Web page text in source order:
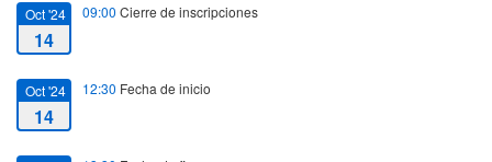
Oct '24
14
09:00 Cierre de inscripciones
Oct '24
14
12:30 Fecha de inicio